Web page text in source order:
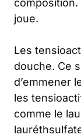
joue.
Les
douche. Ce
d’emmener
les
comme le